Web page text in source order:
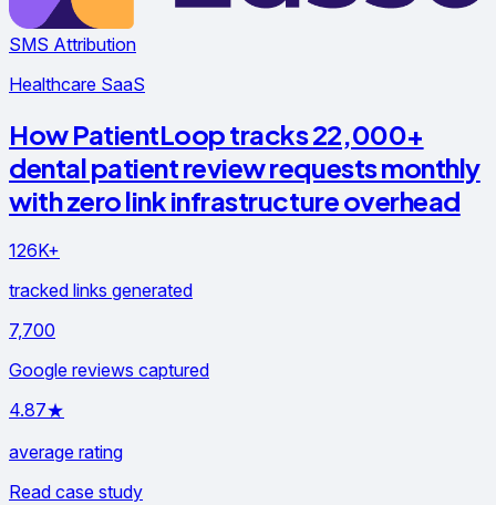
SMS Attribution
Healthcare SaaS
How PatientLoop tracks 22,000+
dental patient review requests monthly
with zero link infrastructure overhead
126K+
tracked links generated
7,700
Google reviews captured
4.87★
average rating
Read case study